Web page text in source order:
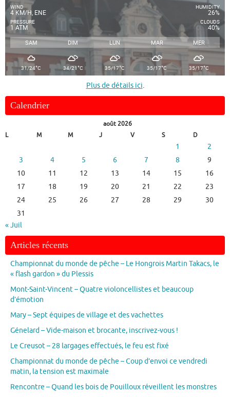
WIND
4 KM/H, ENE
PRESSURE
1 ATM
HUMIDITY
26%
CLOUDS
40%
SAM DIM LUN MAR MER
31/24°C 34/21°C 35/17°C 35/17°C 35/17°C
Plus de détails ici.
Calendrier
août 2026
L
M M J V S D
1
2
3
4 5 6 7 8
9
10
11 12 13 14 15
16
17
18 19 20 21 22
23
24
25 26 27 28 29
30
31
« Juil
Articles récents
Championnat du monde de pêche – Le Hongrois Martin Takacs, le
« flash gardon » du Plessis
Mont-Saint-Vincent – Quatre violoncellistes et beaucoup
d’émotion
Mary – Sept équipes de village et des vachettes
Génelard – Vide-maison et brocante, inscrivez-vous !
Le Creusot – 28 largages effectués, le feu est fixé
Championnat du monde de pêche – Coup d’envoi ce vendredi
matin, la tension est maximale
Rencontre – Quand les bois de Pouilloux réveillent les monstres